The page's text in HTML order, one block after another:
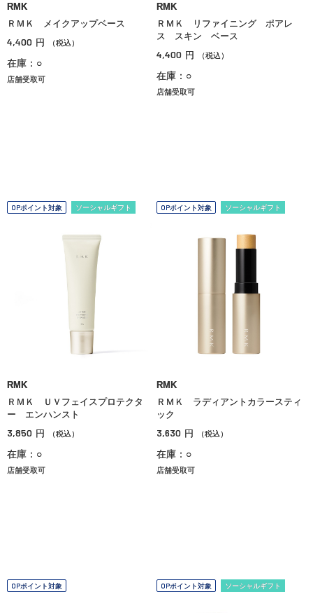
RMK
ＲＭＫ メイクアップベース
4,400 円 （税込）
在庫：○
店舗受取可
RMK
ＲＭＫ リファイニング ポアレ
ス スキン ベース
4,400 円 （税込）
在庫：○
店舗受取可
OPポイント対象 ソーシャルギフト
RMK
ＲＭＫ ＵＶフェイスプロテクタ
ー エンハンスト
3,850 円 （税込）
在庫：○
店舗受取可
OPポイント対象 ソーシャルギフト
RMK
ＲＭＫ ラディアントカラースティ
ック
3,630 円 （税込）
在庫：○
店舗受取可
OPポイント対象 OPポイント対象 ソーシャルギフト